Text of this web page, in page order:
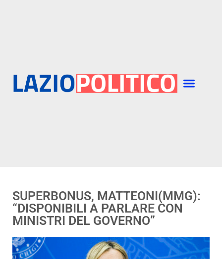
SUPERBONUS, MATTEONI(MMG):
“DISPONIBILI A PARLARE CON
MINISTRI DEL GOVERNO”